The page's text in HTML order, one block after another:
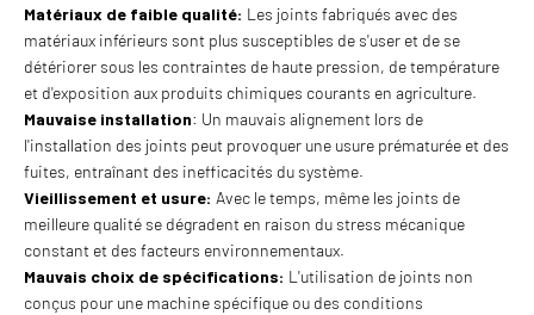
Matériaux de faible qualité: Les joints fabriqués avec des
matériaux inférieurs sont plus susceptibles de s'user et de se
détériorer sous les contraintes de haute pression, de température
et d'exposition aux produits chimiques courants en agriculture.
Mauvaise installation: Un mauvais alignement lors de
l'installation des joints peut provoquer une usure prématurée et des
fuites, entraînant des inefficacités du système.
Vieillissement et usure: Avec le temps, même les joints de
meilleure qualité se dégradent en raison du stress mécanique
constant et des facteurs environnementaux.
Mauvais choix de spécifications: L'utilisation de joints non
conçus pour une machine spécifique ou des conditions